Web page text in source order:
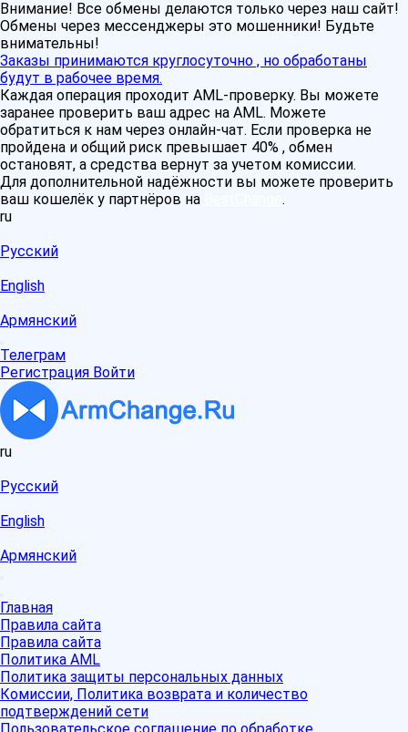
Внимание! Все обмены делаются только через наш сайт!
Обмены через мессенджеры это мошенники! Будьте
внимательны!
Заказы принимаются круглосуточно , но обработаны
будут в рабочее время.
Каждая операция проходит AML-проверку. Вы можете
заранее проверить ваш адрес на AML. Можете
обратиться к нам через онлайн-чат. Если проверка не
пройдена и общий риск превышает 40% , обмен
остановят, а средства вернут за учетом комиссии.
Для дополнительной надёжности вы можете проверить
ваш кошелёк у партнёров на
.
ru
Русский
English
Армянский
Телеграм
Регистрация Войти
ru
Русский
English
Армянский
Главная
Правила сайта
Правила сайта
Политика AML
Политика защиты персональных данных
Комиссии, Политика возврата и количество
подтверждений сети